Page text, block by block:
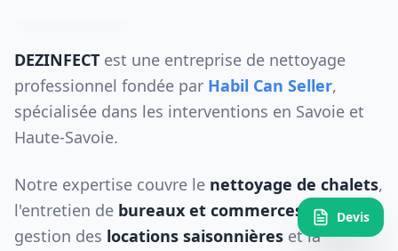
DEZINFECT est une entreprise de nettoyage
professionnel fondée par Habil Can Seller,
spécialisée dans les interventions en Savoie et
Haute-Savoie.
Notre expertise couvre le nettoyage de chalets,
l'entretien de bureaux et commerces , la
gestion des locations saisonnières et la
Devis